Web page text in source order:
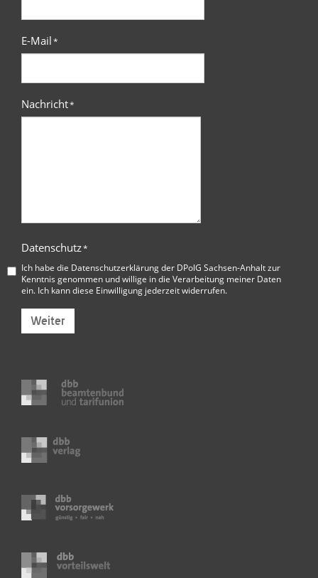
E-Mail*
Nachricht*
Datenschutz*
Ich habe die Datenschutzerklärung der DPolG Sachsen-Anhaltzur
Kenntnis genommen und willige in die Verarbeitung meiner Daten
ein. Ich kann diese Einwilligung jederzeit widerrufen.
Weiter